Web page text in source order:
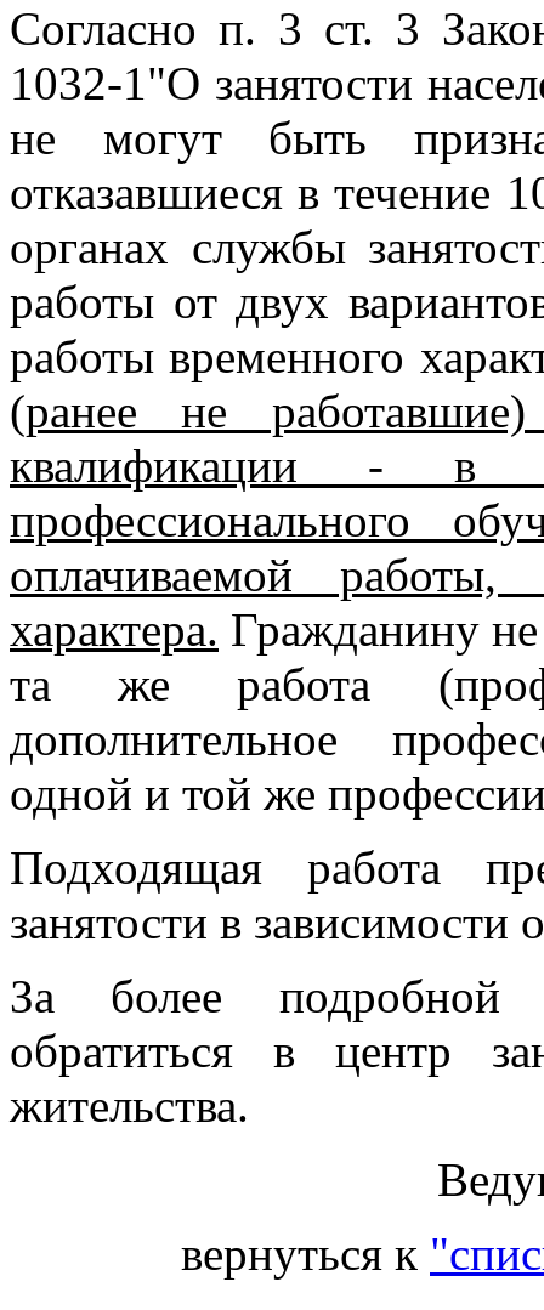
Согласно п. 3 ст. 3
1032-1"О занятости
не могут быть
отказавшиеся в течение
органах службы
работы от двух
работы временного
(ранее не
квалификации - в
профессионального
оплачиваемой работы,
характера. Гражданину
та же работа
дополнительное
одной и той же
Подходящая работа
занятости в
За более подробной
обратиться в центр
жительства.
вернуться к